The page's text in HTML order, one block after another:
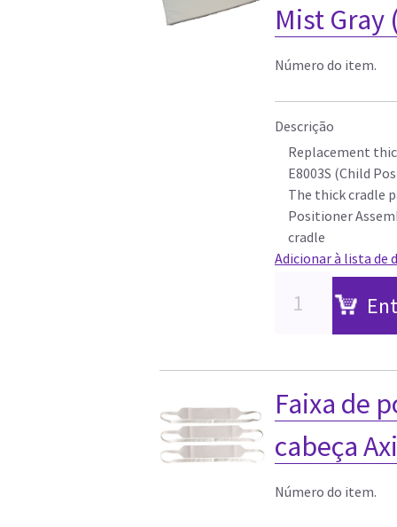
Mist Gray
Número do item.
Descrição
Replacement
E8003S (Child
The thick cradle
Positioner
cradle
Adicionar à lista de
Faixa de
cabeça
Número do item.